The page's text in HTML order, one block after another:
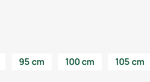
95 cm 100 cm
105 cm